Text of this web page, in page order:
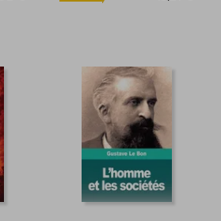
13,12 €
5%
dcto.